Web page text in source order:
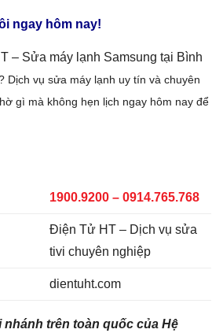
ngay hôm nay!
– Sửa máy lạnh Samsung tại Bình
Dịch vụ sửa máy lạnh uy tín và chuyên
gì mà không hẹn lịch ngay hôm nay để
1900.9200 – 0914.765.768
Điện Tử HT – Dịch vụ sửa
tivi chuyên nghiệp
dientuht.com
trên toàn quốc của Hệ